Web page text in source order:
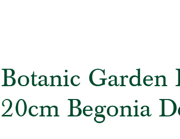
Botanic Garden
20cm Begonia